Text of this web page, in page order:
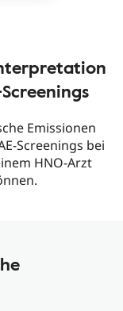
Emissionen
Screenings bei
HNO-Arzt